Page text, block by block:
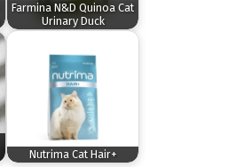
Farmina N&D Quinoa Cat
Urinary Duck
Nutrima Cat Hair+